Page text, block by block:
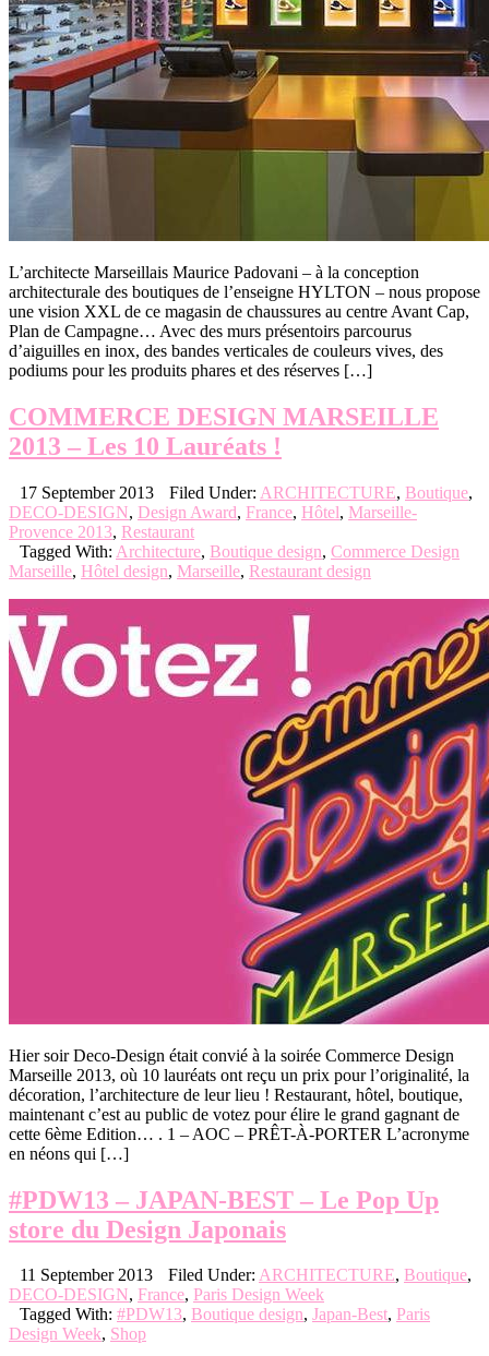
L’architecte Marseillais Maurice Padovani – à la conception
architecturale des boutiques de l’enseigne HYLTON – nous propose
une vision XXL de ce magasin de chaussures au centre Avant Cap,
Plan de Campagne… Avec des murs présentoirs parcourus
d’aiguilles en inox, des bandes verticales de couleurs vives, des
podiums pour les produits phares et des réserves […]
COMMERCE DESIGN MARSEILLE
2013 – Les 10 Lauréats !
17 September 2013 Filed Under: ARCHITECTURE, Boutique,
DECO-DESIGN, Design Award, France, Hôtel, Marseille-
Provence 2013, Restaurant
Tagged With: Architecture, Boutique design, Commerce Design
Marseille, Hôtel design, Marseille, Restaurant design
Hier soir Deco-Design était convié à la soirée Commerce Design
Marseille 2013, où 10 lauréats ont reçu un prix pour l’originalité, la
décoration, l’architecture de leur lieu ! Restaurant, hôtel, boutique,
maintenant c’est au public de votez pour élire le grand gagnant de
cette 6ème Edition… . 1 – AOC – PRÊT-À-PORTER L’acronyme
en néons qui […]
#PDW13 – JAPAN-BEST – Le Pop Up
store du Design Japonais
11 September 2013 Filed Under: ARCHITECTURE, Boutique,
DECO-DESIGN, France, Paris Design Week
Tagged With: #PDW13, Boutique design, Japan-Best, Paris
Design Week, Shop